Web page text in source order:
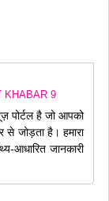
KHABAR 9
पोर्टल है जो आपको
से जोड़ता है। हमारा
आधारित जानकारी